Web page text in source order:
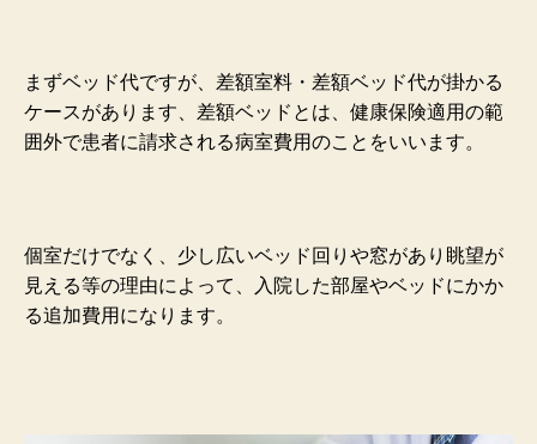
まずベッド代ですが、差額室料・差額ベッド代が掛かる
ケースがあります、差額ベッドとは、健康保険適用の範
囲外で患者に請求される病室費用のことをいいます。
個室だけでなく、少し広いベッド回りや窓があり眺望が
見える等の理由によって、入院した部屋やベッドにかか
る追加費用になります。